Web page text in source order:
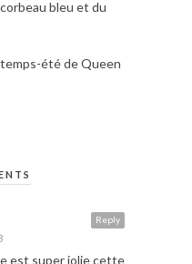
bleu et du
été de Queen
Reply
est super jolie cette